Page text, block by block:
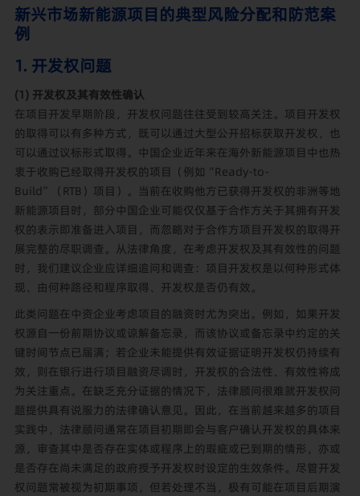
新兴市场新能源项目的典型风险分配和防范案
例
1. 开发权问题
(1) 开发权及其有效性确认
在项目开发早期阶段，开发权问题往往受到较高关注。项目开发权
的取得可以有多种方式，既可以通过大型公开招标获取开发权，也
可以通过议标形式取得。中国企业近年来在海外新能源项目中也热
衷于收购已经取得开发权的项目（例如“Ready-to-
Build”（RTB）项目）。当前在收购他方已获得开发权的非洲等地
新能源项目时，部分中国企业可能仅仅基于合作方关于其拥有开发
权的表示即准备进入项目，而忽略对于合作方项目开发权的取得开
展完整的尽职调查。从法律角度，在考虑开发权及其有效性的问题
时，我们建议企业应详细追问和调查：项目开发权是以何种形式体
现、由何种路径和程序取得、开发权是否仍有效。
此类问题在中资企业考虑项目的融资时尤为突出。例如，如果开发
权源自一份前期协议或谅解备忘录，而该协议或备忘录中约定的关
键时间节点已届满；若企业未能提供有效证据证明开发权仍持续有
效，则在银行进行项目融资尽调时，开发权的合法性、有效性将成
为关注重点。在缺乏充分证据的情况下，法律顾问很难就开发权问
题提供具有说服力的法律确认意见。因此，在当前越来越多的项目
实践中，法律顾问通常在项目初期即会与客户确认开发权的具体来
源，审查其中是否存在实体或程序上的瑕疵或已到期的情形，亦或
是否存在尚未满足的政府授予开发权时设定的生效条件。尽管开发
权问题常被视为初期事项，但若处理不当，极有可能在项目后期演